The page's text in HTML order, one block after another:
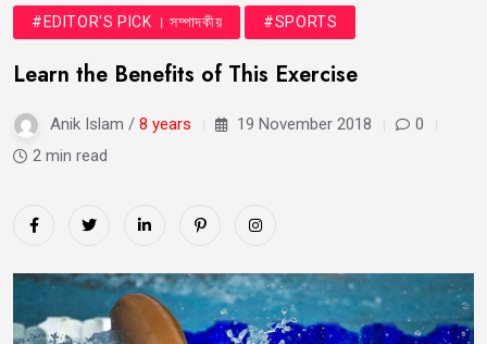
#EDITOR'S PICK । সম্পাদকীয় #SPORTS
Learn the Benefits of This Exercise
Anik Islam / 8 years 19 November 2018
0
2 min read